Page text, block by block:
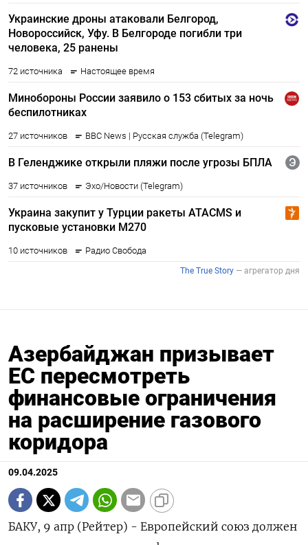
Азербайджан призывает
ЕС пересмотреть
финансовые ограничения
на расширение газового
коридора
09.04.2025
БАКУ, 9 апр (Рейтер) - Европейский союз должен